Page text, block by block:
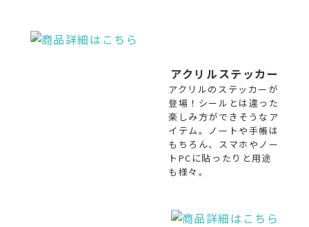
アクリルステッカー
アクリルのステッカーが
登場！シールとは違った
楽しみ方ができそうなア
イテム。ノートや手帳は
もちろん、スマホやノー
トPCに貼ったりと用途
も様々。